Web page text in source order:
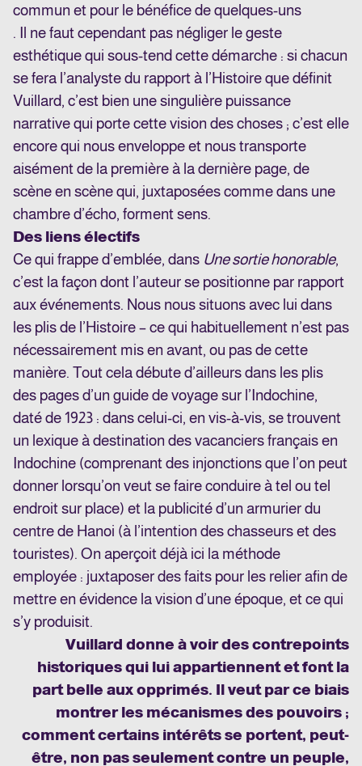
commun et pour le bénéfice de quelques-uns
. Il ne faut cependant pas négliger le geste
esthétique qui sous-tend cette démarche : si chacun
se fera l’analyste du rapport à l’Histoire que définit
Vuillard, c’est bien une singulière puissance
narrative qui porte cette vision des choses ; c’est elle
encore qui nous enveloppe et nous transporte
aisément de la première à la dernière page, de
scène en scène qui, juxtaposées comme dans une
chambre d’écho, forment sens.
Des liens électifs
Ce qui frappe d’emblée, dans Une sortie honorable,
c’est la façon dont l’auteur se positionne par rapport
aux événements. Nous nous situons avec lui dans
les plis de l’Histoire – ce qui habituellement n’est pas
nécessairement mis en avant, ou pas de cette
manière. Tout cela débute d’ailleurs dans les plis
des pages d’un guide de voyage sur l’Indochine,
daté de 1923 : dans celui-ci, en vis-à-vis, se trouvent
un lexique à destination des vacanciers français en
Indochine (comprenant des injonctions que l’on peut
donner lorsqu’on veut se faire conduire à tel ou tel
endroit sur place) et la publicité d’un armurier du
centre de Hanoi (à l’intention des chasseurs et des
touristes). On aperçoit déjà ici la méthode
employée : juxtaposer des faits pour les relier afin de
mettre en évidence la vision d’une époque, et ce qui
s’y produisit.
Vuillard donne à voir des contrepoints
historiques qui lui appartiennent et font la
part belle aux opprimés. Il veut par ce biais
montrer les mécanismes des pouvoirs ;
comment certains intérêts se portent, peut-
être, non pas seulement contre un peuple,